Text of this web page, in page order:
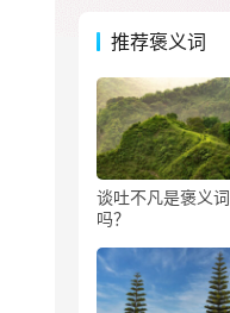
推荐褒义词
谈吐不凡是褒义词
吗？